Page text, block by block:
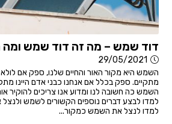
דוד שמש – מה זה דוד שמש ומה
29/05/2021
השמש היא מקור האור והחיים שלנו, ספק אם
מתקיים. ספק בכלל אם אנחנו כבני אדם היינו
השמש כה חשובה לנו ומדוע אנו צריכים להוקיר
למדו לבצע דברים נוספים הקשורים לשמש
למדו לנצל את השמש כמקור...